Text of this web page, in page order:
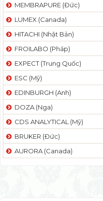
MEMBRAPURE (Đức)
LUMEX (Canada)
HITACHI (Nhật Bản)
FROILABO (Pháp)
EXPECT (Trung Quốc)
ESC (Mỹ)
EDINBURGH (Anh)
DOZA (Nga)
CDS ANALYTICAL (Mỹ)
BRUKER (Đức)
AURORA (Canada)